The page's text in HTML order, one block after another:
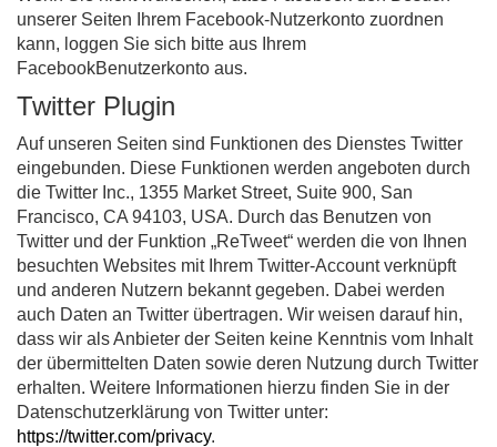
unserer Seiten Ihrem Facebook-Nutzerkonto zuordnen
kann, loggen Sie sich bitte aus Ihrem
FacebookBenutzerkonto aus.
Twitter Plugin
Auf unseren Seiten sind Funktionen des Dienstes Twitter
eingebunden. Diese Funktionen werden angeboten durch
die Twitter Inc., 1355 Market Street, Suite 900, San
Francisco, CA 94103, USA. Durch das Benutzen von
Twitter und der Funktion „ReTweet“ werden die von Ihnen
besuchten Websites mit Ihrem Twitter-Account verknüpft
und anderen Nutzern bekannt gegeben. Dabei werden
auch Daten an Twitter übertragen. Wir weisen darauf hin,
dass wir als Anbieter der Seiten keine Kenntnis vom Inhalt
der übermittelten Daten sowie deren Nutzung durch Twitter
erhalten. Weitere Informationen hierzu finden Sie in der
Datenschutzerklärung von Twitter unter:
https://twitter.com/privacy.